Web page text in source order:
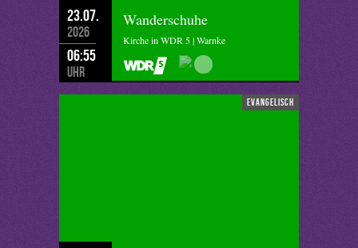
23.07.
2026
06:55
Uhr
Wanderschuhe
Kirche in WDR 5 | Warnke
evangelisch